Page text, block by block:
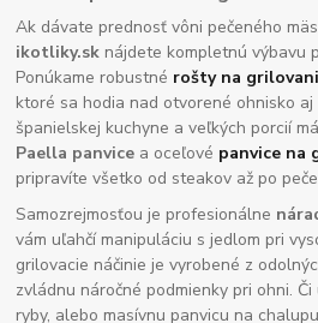
Ak dávate prednosť vôni pečeného
ikotliky.sk nájdete kompletnú výbavu
Ponúkame robustné rošty na
ktoré sa hodia nad otvorené ohnisko
španielskej kuchyne a veľkých porcií
Paella panvice a oceľové panvice na
pripravíte všetko od steakov až po
Samozrejmosťou je profesionálne
vám uľahčí manipuláciu s jedlom pri
grilovacie náčinie je vyrobené z
zvládnu náročné podmienky pri ohni.
ryby, alebo masívnu panvicu na